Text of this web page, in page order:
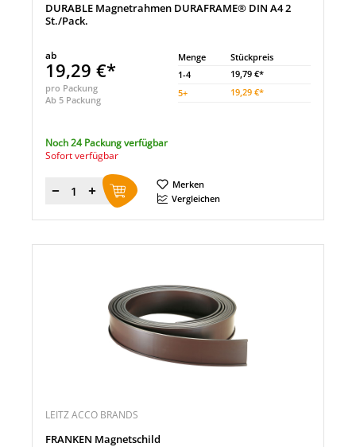
DURABLE Magnetrahmen DURAFRAME® DIN A4 2
St./Pack.
ab
19,29 €*
pro Packung
Ab 5 Packung
Menge
Stückpreis
1-4
19,79 €*
5+ 19,29 €*
Noch 24 Packung verfügbar
Sofort verfügbar
Menge
Merken
Vergleichen
LEITZ ACCO BRANDS
FRANKEN Magnetschild